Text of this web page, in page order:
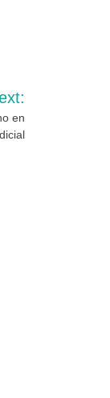
en